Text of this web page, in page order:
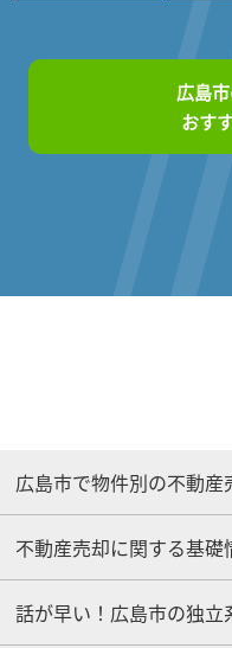
広島
おす
広島市で物件別の不動
不動産売却に関する基礎
話が早い！広島市の独